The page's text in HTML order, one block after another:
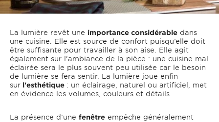
La lumière revêt une importance considérable dans
une cuisine. Elle est source de confort puisqu’elle doit
être suffisante pour travailler à son aise. Elle agit
également sur l’ambiance de la pièce : une cuisine mal
éclairée sera le plus souvent peu utilisée car le besoin
de lumière se fera sentir. La lumière joue enfin
sur l'esthétique : un éclairage, naturel ou artificiel, met
en évidence les volumes, couleurs et détails.
La présence d’une fenêtre empêche généralement